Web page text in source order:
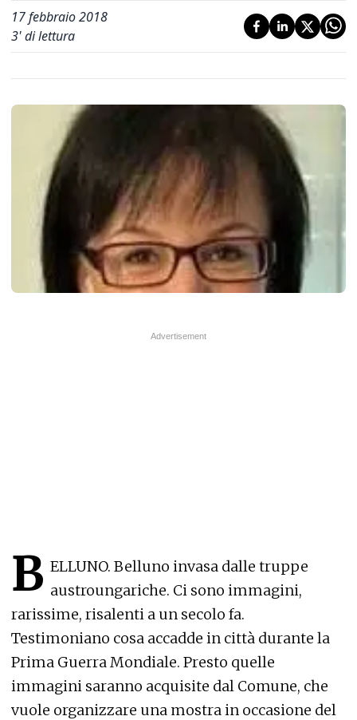
17 febbraio 2018
3' di lettura
B ELLUNO. Belluno invasa dalle truppe
austroungariche. Ci sono immagini,
rarissime, risalenti a un secolo fa.
Testimoniano cosa accadde in città durante la
Prima Guerra Mondiale. Presto quelle
immagini saranno acquisite dal Comune, che
vuole organizzare una mostra in occasione del